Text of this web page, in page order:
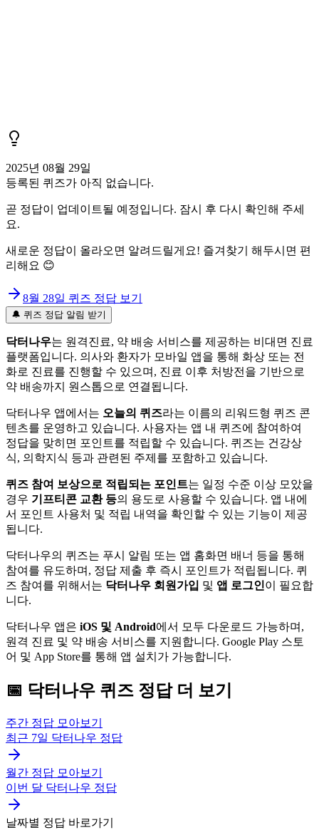
2025년 08월 29일
등록된 퀴즈가 아직 없습니다.
곧 정답이 업데이트될 예정입니다. 잠시 후 다시 확인해 주세
요.
새로운 정답이 올라오면 알려드릴게요! 즐겨찾기 해두시면 편
리해요 😊
8월 28일 퀴즈 정답 보기
🔔 퀴즈 정답 알림 받기
닥터나우는 원격진료, 약 배송 서비스를 제공하는 비대면 진료
플랫폼입니다. 의사와 환자가 모바일 앱을 통해 화상 또는 전
화로 진료를 진행할 수 있으며, 진료 이후 처방전을 기반으로
약 배송까지 원스톱으로 연결됩니다.
닥터나우 앱에서는 오늘의 퀴즈라는 이름의 리워드형 퀴즈 콘
텐츠를 운영하고 있습니다. 사용자는 앱 내 퀴즈에 참여하여
정답을 맞히면 포인트를 적립할 수 있습니다. 퀴즈는 건강상
식, 의학지식 등과 관련된 주제를 포함하고 있습니다.
퀴즈 참여 보상으로 적립되는 포인트는 일정 수준 이상 모았을
경우 기프티콘 교환 등의 용도로 사용할 수 있습니다. 앱 내에
서 포인트 사용처 및 적립 내역을 확인할 수 있는 기능이 제공
됩니다.
닥터나우의 퀴즈는 푸시 알림 또는 앱 홈화면 배너 등을 통해
참여를 유도하며, 정답 제출 후 즉시 포인트가 적립됩니다. 퀴
즈 참여를 위해서는 닥터나우 회원가입 및 앱 로그인이 필요합
니다.
닥터나우 앱은 iOS 및 Android에서 모두 다운로드 가능하며,
원격 진료 및 약 배송 서비스를 지원합니다. Google Play 스토
어 및 App Store를 통해 앱 설치가 가능합니다.
📅 닥터나우 퀴즈 정답 더 보기
주간 정답 모아보기
최근 7일 닥터나우 정답
월간 정답 모아보기
이번 달 닥터나우 정답
날짜별 정답 바로가기